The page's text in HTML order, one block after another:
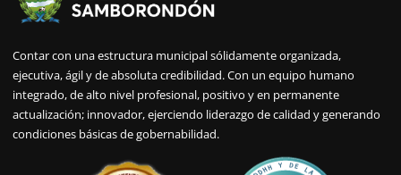
Contar con una estructura municipal sólidamente organizada,
ejecutiva, ágil y de absoluta credibilidad. Con un equipo humano
integrado, de alto nivel profesional, positivo y en permanente
actualización; innovador, ejerciendo liderazgo de calidad y generando
condiciones básicas de gobernabilidad.